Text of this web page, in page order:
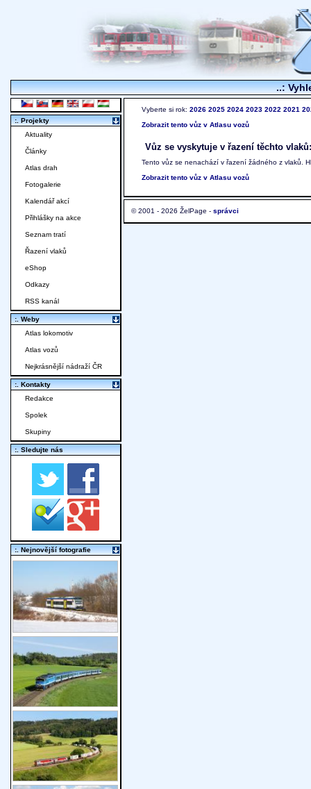
..:
Vyberte si rok: 2026 2025 2024 2023 2022 2021
Zobrazit tento vůz v Atlasu vozů
Vůz se vyskytuje v řazení těchto vlaků:
Tento vůz se nenachází v řazení žádného z vlaků.
Zobrazit tento vůz v Atlasu vozů
© 2001 - 2026 ŽelPage - správci
:. Projekty
Aktuality
Články
Atlas drah
Fotogalerie
Kalendář akcí
Přihlášky na akce
Seznam tratí
Řazení vlaků
eShop
Odkazy
RSS kanál
:. Weby
Atlas lokomotiv
Atlas vozů
Nejkrásnější nádraží ČR
:. Kontakty
Redakce
Spolek
Skupiny
:. Sledujte nás
:. Nejnovější fotografie